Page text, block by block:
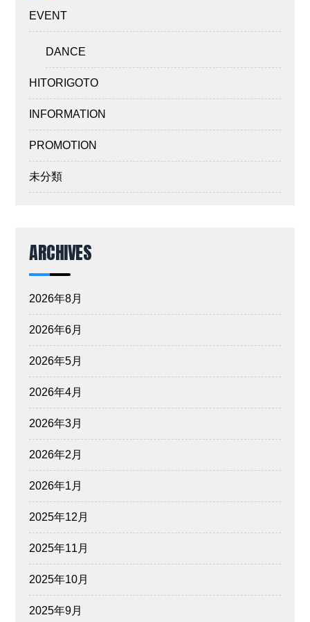
EVENT
DANCE
HITORIGOTO
INFORMATION
PROMOTION
未分類
ARCHIVES
2026年8月
2026年6月
2026年5月
2026年4月
2026年3月
2026年2月
2026年1月
2025年12月
2025年11月
2025年10月
2025年9月